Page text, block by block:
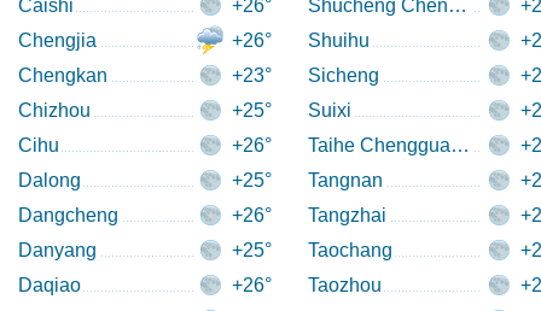
Caishi
+26°
Chengjia
+26°
Chengkan
+23°
Chizhou
+25°
Cihu
+26°
Dalong
+25°
Dangcheng
+26°
Danyang
+25°
Daqiao
+26°
Shucheng
Shuihu
Sicheng
Suixi
Taihe Chengguanzhen
Tangnan
Tangzhai
Taochang
Taozhou